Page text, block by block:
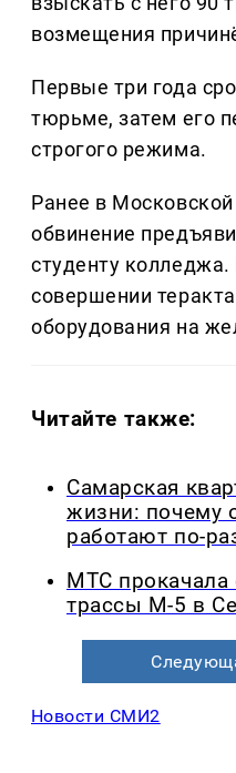
возмещения
Первые три года
тюрьме, затем его
строгого режима.
Ранее в
обвинение
студенту
совершении
оборудования на
Читайте также:
Самарская
жизни: почему
работают по-
МТС прокачала
трассы М-5 в
Новости СМИ2